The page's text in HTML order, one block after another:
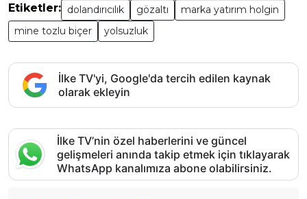
Etiketler: dolandırıcılık gözaltı
marka yatırım holgin
mine tozlu biçer
yolsuzluk
İlke TV'yi, Google'da tercih edilen kaynak
olarak ekleyin
İlke TV’nin özel haberlerini ve güncel
gelişmeleri anında takip etmek için tıklayarak
WhatsApp kanalımıza abone olabilirsiniz.